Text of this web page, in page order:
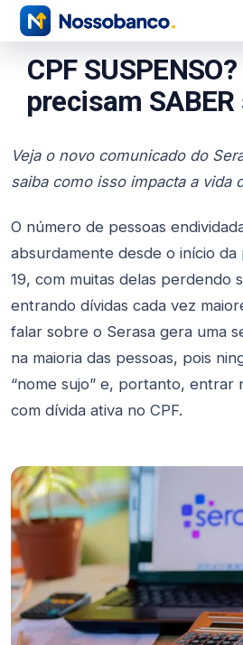
CPF
precisam
Veja o novo comunicado do
saiba como isso impacta a vida
O número de pessoas
absurdamente desde o início da
19, com muitas delas perdendo
entrando dívidas cada vez
falar sobre o Serasa gera uma
na maioria das pessoas, pois
“nome sujo” e, portanto, entrar
com dívida ativa no CPF.